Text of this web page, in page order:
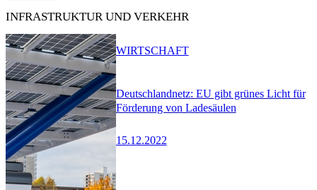
INFRASTRUKTUR UND VERKEHR
Deutschlandnetz: EU gibt grünes Licht für
Förderung von Ladesäulen
15.12.2022
WIRTSCHAFT